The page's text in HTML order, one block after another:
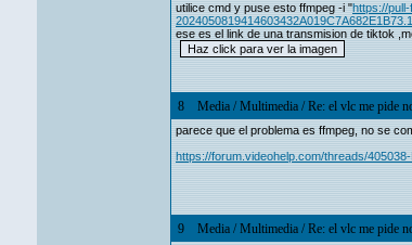
utilice cmd y puse esto ffmpeg -i "https://
ese es el link de una transmision de tiktok
8 Media /Multimedia /Re: el vlc me pide
parece que el problema es ffmpeg, no se
https://forum.videohelp.com/threads/
9 Media /Multimedia /Re: el vlc me pide